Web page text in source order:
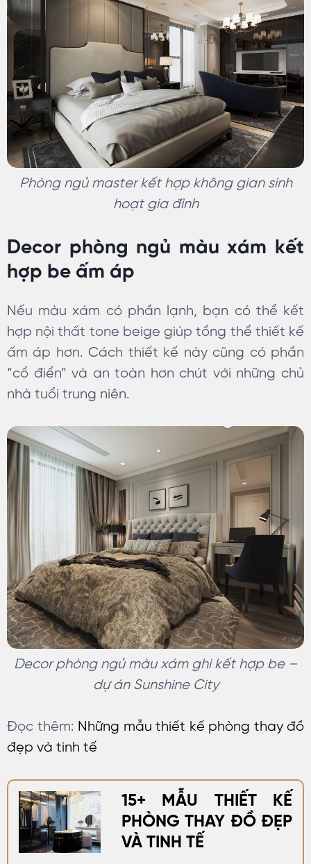
Phòng ngủ master kết hợp không gian sinh
hoạt gia đình
Decor phòng ngủ màu xám kết
hợp be ấm áp
Nếu màu xám có phần lạnh, bạn có thể kết
hợp nội thất tone beige giúp tổng thể thiết kế
ấm áp hơn. Cách thiết kế này cũng có phần
“cổ điển” và an toàn hơn chút với những chủ
nhà tuổi trung niên.
Decor phòng ngủ màu xám ghi kết hợp be –
dự án Sunshine City
Đọc thêm: Những mẫu thiết kế phòng thay đồ
đẹp và tinh tế
15+ MẪU THIẾT KẾ
PHÒNG THAY ĐỒ ĐẸP
VÀ TINH TẾ